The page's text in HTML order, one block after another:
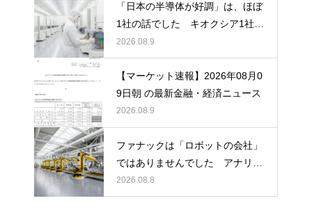
「日本の半導体が好調」は、ほぼ
1社の話でした キオクシア1社の
3か月の利益が、他6社の1年分を
超えた日
2026.08.9
【マーケット速報】2026年08月0
9日朝 の最新金融・経済ニュース
2026.08.9
ファナックは「ロボットの会社」
ではありませんでした アナリス
トレポートが書かない、営業利益
率23%の正体
2026.08.8